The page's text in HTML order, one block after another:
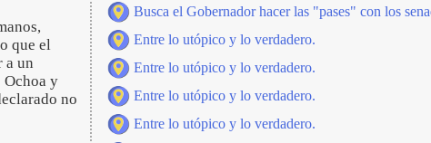
que el
a un
Ochoa y
no
Busca el Gobernador hacer las "pases" con los
Entre lo utópico y lo verdadero.
Entre lo utópico y lo verdadero.
Entre lo utópico y lo verdadero.
Entre lo utópico y lo verdadero.